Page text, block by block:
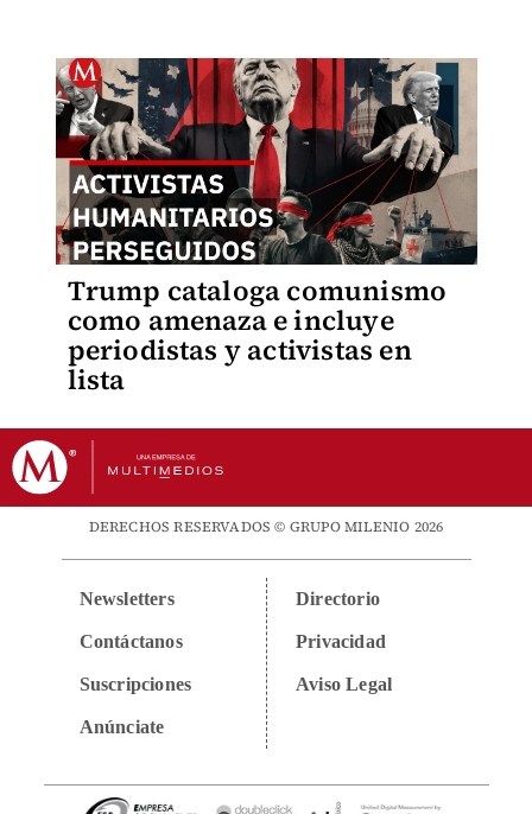
Trump cataloga comunismo
como amenaza e incluye
periodistas y activistas en
lista
DERECHOS RESERVADOS © GRUPO MILENIO 2026
Newsletters
Contáctanos
Suscripciones
Anúnciate
Directorio
Privacidad
Aviso Legal